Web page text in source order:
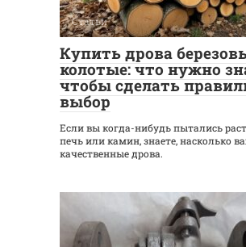
Статьи
Купить дрова
колотые: что нужно
чтобы сделать
выбор
Если вы когда-нибудь пытались
печь или камин, знаете, насколько
качественные дрова.